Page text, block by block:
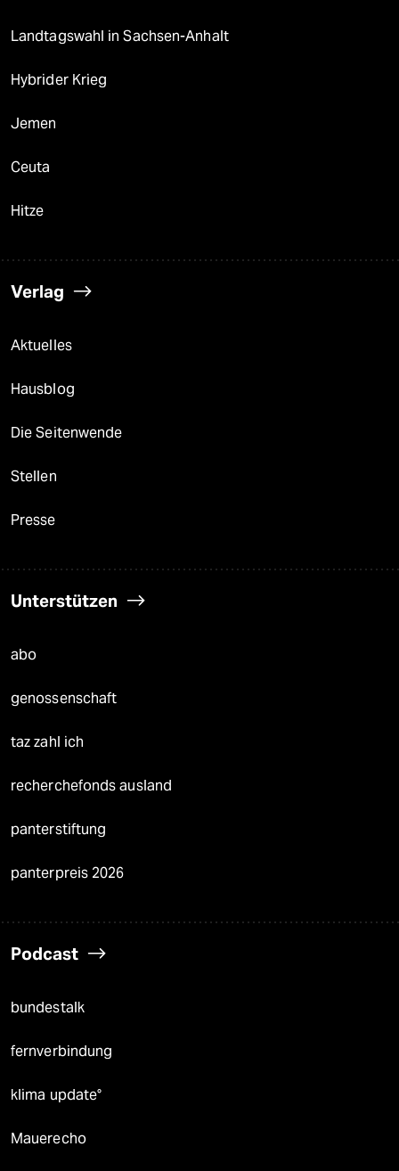
Landtagswahl in Sachsen-Anhalt
Hybrider Krieg
Jemen
Ceuta
Hitze
Verlag
Aktuelles
Hausblog
Die Seitenwende
Stellen
Presse
Unterstützen
abo
genossenschaft
taz zahl ich
recherchefonds ausland
panterstiftung
panterpreis 2026
Podcast
bundestalk
fernverbindung
klima update°
Mauerecho